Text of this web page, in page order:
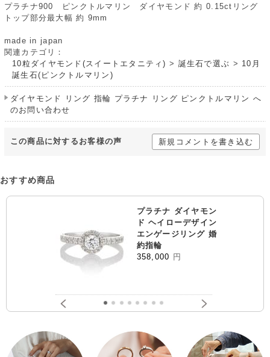
プラチナ900 ピンクトルマリン ダイヤモンド 約 0.15ctリング
トップ部分最大幅 約 9mm
made in japan
関連カテゴリ：
10粒ダイヤモンド(スイートエタニティ) > 誕生石で選ぶ > 10月
誕生石(ピンクトルマリン)
ダイヤモンド リング 指輪 プラチナ リング ピンクトルマリン へ
のお問い合わせ
この商品に対するお客様の声 新規コメントを書き込む
おすすめ商品
プラチナ ダイヤモン
ド ヘイローデザイン
エンゲージリング 婚
約指輪
358,000 円